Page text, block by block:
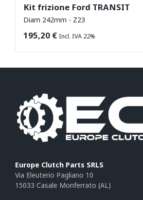
Kit frizione Ford TRANSIT
Diam 242mm - Z23
195,20 € Incl. IVA 22%
Europe Clutch Parts SRLS
Via Eleuterio Pagliano 10
15033 Casale Monferrato (AL)